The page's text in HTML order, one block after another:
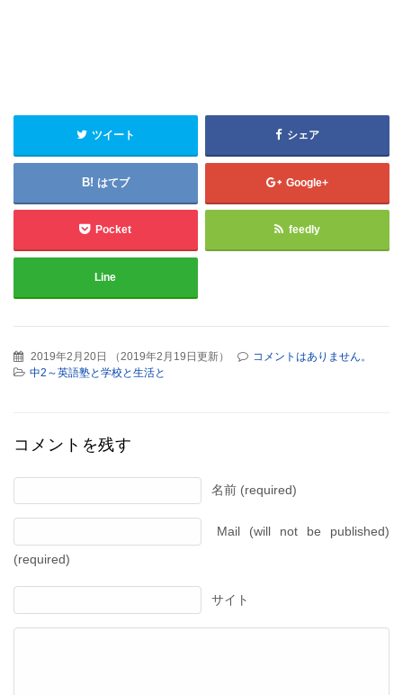
ツイート シェア
はてブ Google+
Pocket feedly
Line
2019年2月20日 （2019年2月19日更新）
コメントはありません。
中2～英語塾と学校と生活と
コメントを残す
名前 (required)
Mail (will not be published)
(required)
サイト